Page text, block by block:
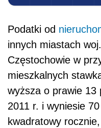
Podatki od
innych miastach
Częstochowie w
mieszkalnych
wyższa o prawie 13
2011 r. i wyniesie
kwadratowy